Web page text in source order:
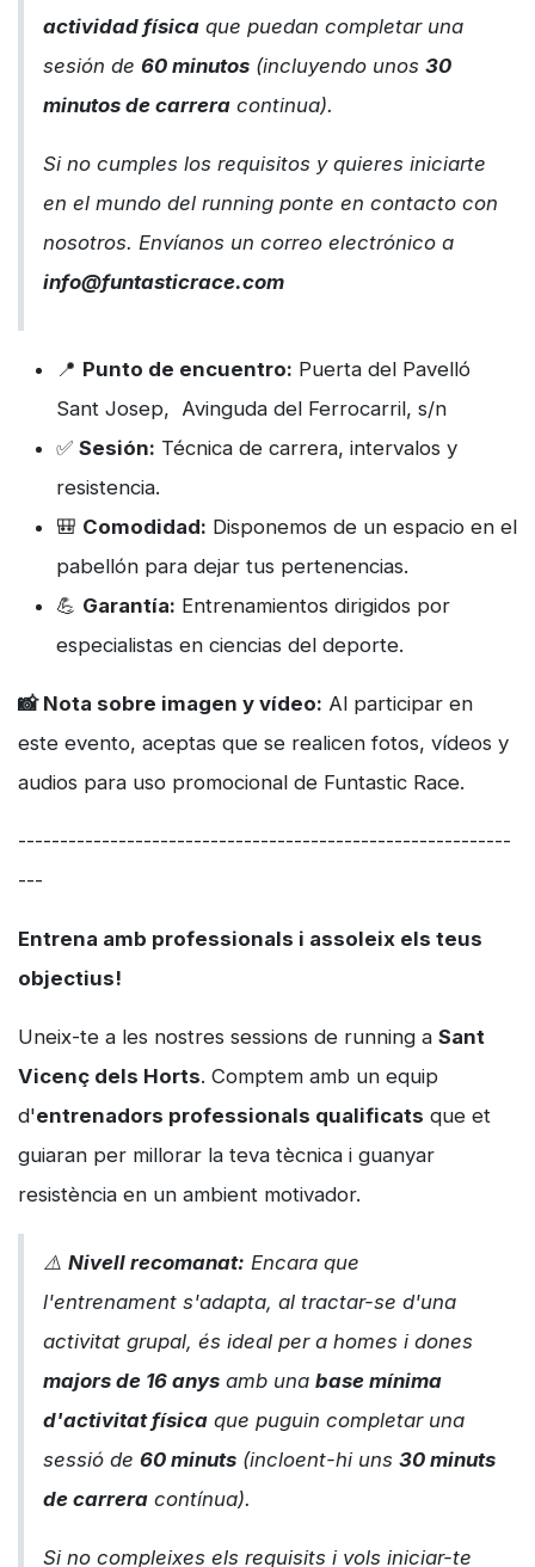
actividad física que puedan completar una
sesión de 60 minutos (incluyendo unos 30
minutos de carrera continua).
Si no cumples los requisitos y quieres iniciarte
en el mundo del running ponte en contacto con
nosotros. Envíanos un correo electrónico a
info@funtasticrace.com
📍 Punto de encuentro: Puerta del Pavelló
Sant Josep, Avinguda del Ferrocarril, s/n
✅ Sesión: Técnica de carrera, intervalos y
resistencia.
🎒 Comodidad: Disponemos de un espacio en el
pabellón para dejar tus pertenencias.
💪 Garantía: Entrenamientos dirigidos por
especialistas en ciencias del deporte.
📸 Nota sobre imagen y vídeo: Al participar en
este evento, aceptas que se realicen fotos, vídeos y
audios para uso promocional de Funtastic Race.
-----------------------------------------------------------
---
Entrena amb professionals i assoleix els teus
objectius!
Uneix-te a les nostres sessions de running a Sant
Vicenç dels Horts. Comptem amb un equip
d'entrenadors professionals qualificats que et
guiaran per millorar la teva tècnica i guanyar
resistència en un ambient motivador.
⚠️ Nivell recomanat: Encara que
l'entrenament s'adapta, al tractar-se d'una
activitat grupal, és ideal per a homes i dones
majors de 16 anys amb una base mínima
d'activitat física que puguin completar una
sessió de 60 minuts (incloent-hi uns 30 minuts
de carrera contínua).
Si no compleixes els requisits i vols iniciar-te